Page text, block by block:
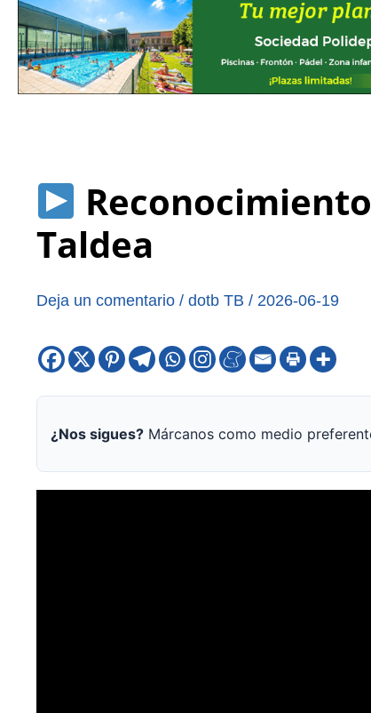
Taldea
Deja un comentario / dotb TB / 2026-06-19
¿Nos sigues?Márcanos como medio